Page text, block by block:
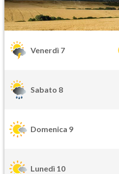
Venerdì 7
Sabato 8
Domenica 9
Lunedì 10